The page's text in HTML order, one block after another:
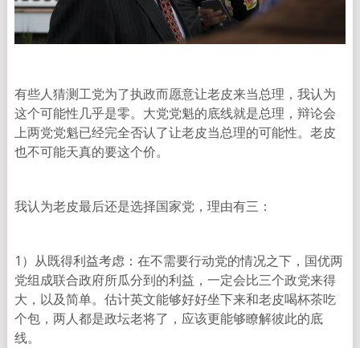
有些人猜测工党为了执政而愿意让老皮来当总理，我认为
这个可能性几乎是零。大党党魁的底线就是总理，辩论会
上两党党魁已经完全否认了让老皮当总理的可能性。老皮
也不可能天真的要这个价。
我认为老皮最后还是选择国家党，理由有三：
1）从既得利益考虑：在不需要行动党的情况之下，国优两
党组成联合政府所瓜分到的利益，一定会比三个政党来得
大，以及简单。估计英文能够好好坐下来和老皮喝杯茶吃
个包，两人都是政坛老将了，应该更能够瞭解彼此的底
线。